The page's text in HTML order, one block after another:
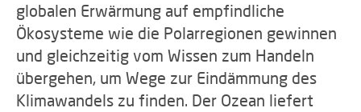
globalen Erwärmung auf empfindliche
Ökosysteme wie die Polarregionen gewinnen
und gleichzeitig vom Wissen zum Handeln
übergehen, um Wege zur Eindämmung des
Klimawandels zu finden. Der Ozean liefert